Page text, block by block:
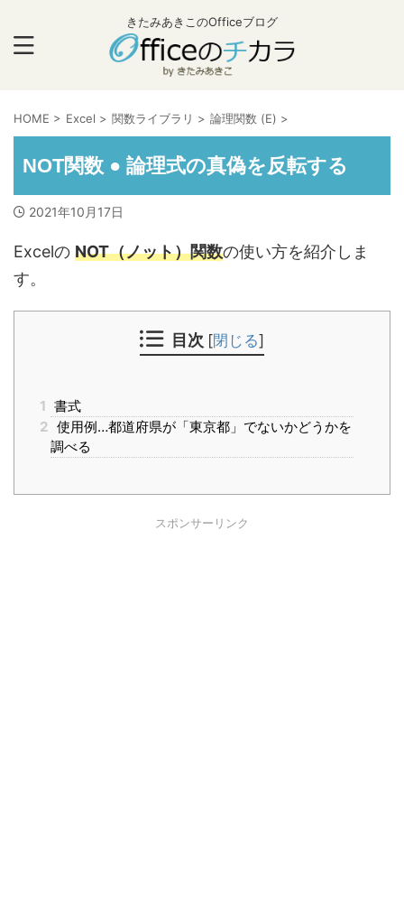
きたみあきこのOfficeブログ
HOME > Excel > 関数ライブラリ > 論理関数 (E) >
NOT関数 ● 論理式の真偽を反転する
2021年10月17日
Excelの NOT（ノット）関数の使い方を紹介しま
す。
目次 [閉じる]
1 書式
2 使用例…都道府県が「東京都」でないかどうかを
調べる
スポンサーリンク